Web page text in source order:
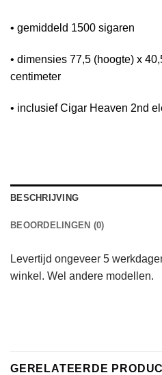
• gemiddeld 1500 sigaren
• dimensies 77,5 (hoogte) x
centimeter
• inclusief Cigar Heaven 2nd
BESCHRIJVING
BEOORDELINGEN (0)
Levertijd ongeveer 5
winkel. Wel andere modellen.
GERELATEERDE